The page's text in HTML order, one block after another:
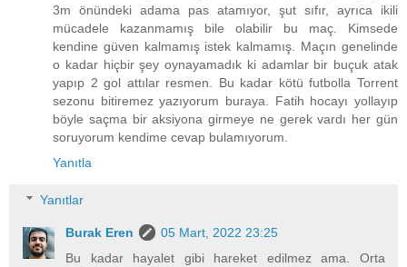
3m önündeki adama pas atamıyor, şut sıfır, ayrıca ikili
mücadele kazanmamış bile olabilir bu maç. Kimsede
kendine güven kalmamış istek kalmamış. Maçın genelinde
o kadar hiçbir şey oynayamadık ki adamlar bir buçuk atak
yapıp 2 gol attılar resmen. Bu kadar kötü futbolla Torrent
sezonu bitiremez yazıyorum buraya. Fatih hocayı yollayıp
böyle saçma bir aksiyona girmeye ne gerek vardı her gün
soruyorum kendime cevap bulamıyorum.
Yanıtla
Yanıtlar
Burak Eren
05 Mart, 2022 23:25
Bu kadar hayalet gibi hareket edilmez ama. Orta